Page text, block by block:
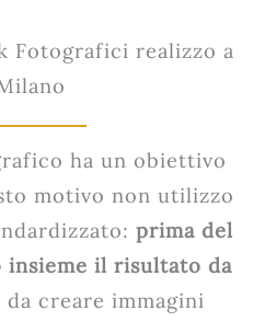
Fotografici realizzo a
ha un obiettivo
motivo non utilizzo
prima del
il risultato da
da creare immagini